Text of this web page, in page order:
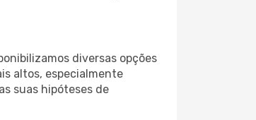
diversas opções
altos, especialmente
suas hipóteses de